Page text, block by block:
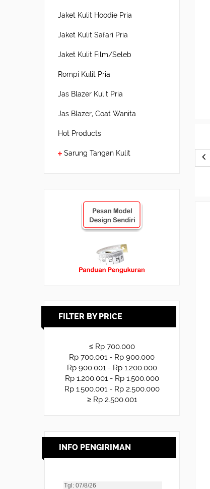
Jaket Kulit Hoodie Pria
Jaket Kulit Safari Pria
Jaket Kulit Film/Seleb
Rompi Kulit Pria
Jas Blazer Kulit Pria
Jas Blazer, Coat Wanita
Hot Products
Sarung Tangan Kulit
FILTER BY PRICE
≤ Rp 700.000
Rp 700.001 - Rp 900.000
Rp 900.001 - Rp 1.200.000
Rp 1.200.001 - Rp 1.500.000
Rp 1.500.001 - Rp 2.500.000
≥ Rp 2.500.001
INFO PENGIRIMAN